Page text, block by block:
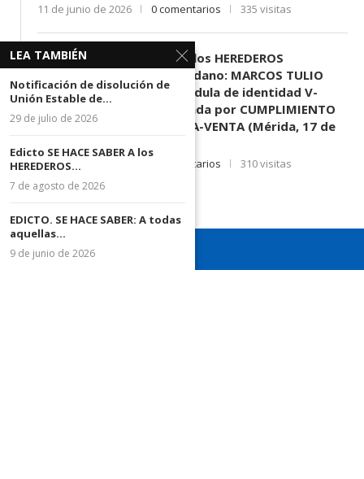
11 de junio de 2026 0 comentarios 335 visitas
EDICTO SE HACE SABER: A los HEREDEROS
DESCONOCIDOS del ciudadano: MARCOS TULIO
MORENO HERRERA, (
) cédula de identidad V-
3.003.963, Parte demandada por CUMPLIMIENTO
DE CONTRATO DE COMPRA-VENTA (Mérida, 17 de
17 de junio de 2026 0 comentarios 310 visitas
LEA TAMBIÉN
Notificación de disolución de
Unión Estable de...
29 de julio de 2026
Edicto SE HACE SABER A los
HEREDEROS...
7 de agosto de 2026
EDICTO. SE HACE SABER: A todas
aquellas...
9 de junio de 2026